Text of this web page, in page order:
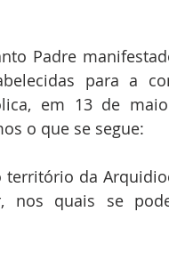
Padre
para a
em 13 de
o que se segue:
no território da
nos quais se